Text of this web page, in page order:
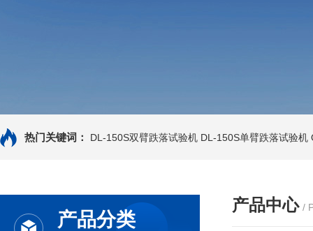
热门关键词： DL-150S双臂跌落试验机 DL-150S单臂跌落试验机
产品分类
产品中心 /